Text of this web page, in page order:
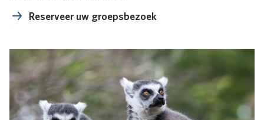
Reserveer uw groepsbezoek